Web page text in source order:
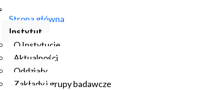
Strona główna
Instytut
O Instytucie
Aktualności
Oddziały
Zakłady i grupy badawcze